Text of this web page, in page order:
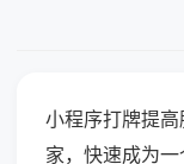
小程序打牌提
家，快速成为